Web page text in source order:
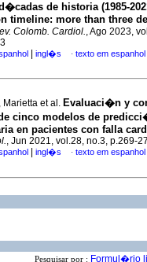
de historia (1985-
timeline: more than three
Colomb. Cardiol., Ago 2023,
ingl�s · texto em espanhol
et al. Evaluaci�n y
cinco modelos de
en pacientes con falla
, Jun 2021, vol.28, no.3, p.269-
ingl�s · texto em espanhol
Pesquisar por : Formul�rio